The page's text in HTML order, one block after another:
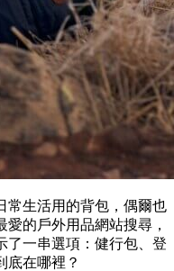
常生活用的背包，偶爾也
的戶外用品網站搜尋，
了一串選項：健行包、登
在哪裡？